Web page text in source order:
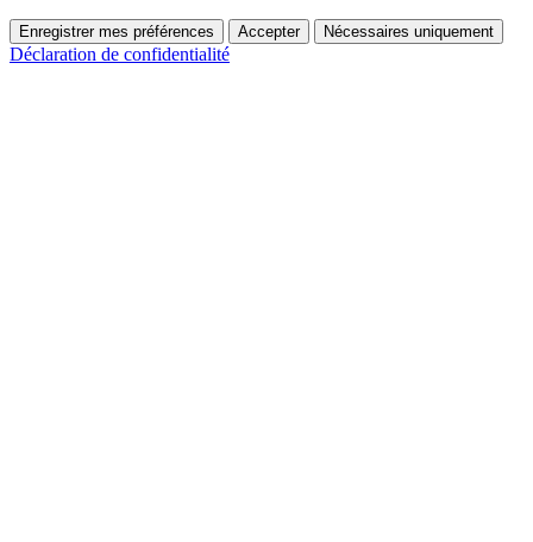
Enregistrer mes préférences Accepter Nécessaires uniquement
Déclaration de confidentialité